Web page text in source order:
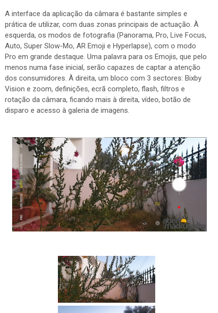
A interface da aplicação da câmara é bastante simples e
prática de utilizar, com duas zonas principais de actuação. À
esquerda, os modos de fotografia (Panorama, Pro, Live Focus,
Auto, Super Slow-Mo, AR Emoji e Hyperlapse), com o modo
Pro em grande destaque. Uma palavra para os Emojis, que pelo
menos numa fase inicial, serão capazes de captar a atenção
dos consumidores. À direita, um bloco com 3 sectores: Bixby
Vision e zoom, definições, ecrã completo, flash, filtros e
rotação da câmara, ficando mais à direita, vídeo, botão de
disparo e acesso à galeria de imagens.